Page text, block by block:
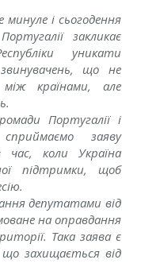
минуле і сьогодення
закликає
уникати
що не
країнами, але
Португалії і
заяву
час, коли Україна
підтримки, щоб
депутатами від
на оправдання
Така заява є
що захищається від